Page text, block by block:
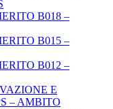
B018 –
B015 –
B012 –
E
– AMBITO